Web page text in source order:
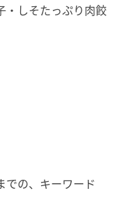
・しそたっぷり肉餃
での、キーワード